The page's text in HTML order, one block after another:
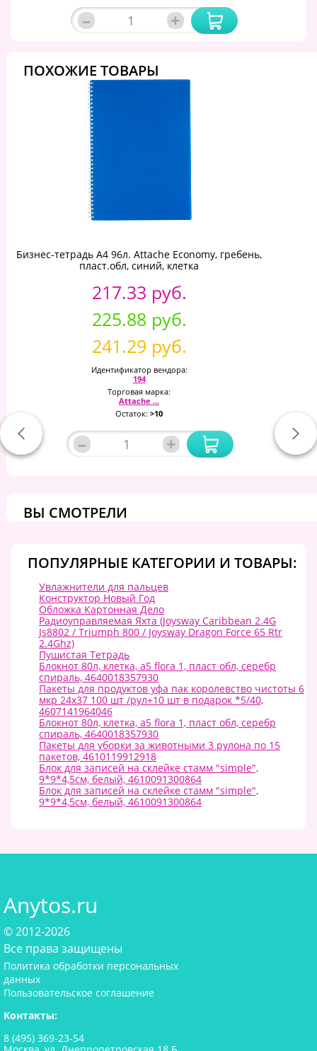
– +
ПОХОЖИЕ ТОВАРЫ
Бизнес-тетрадь А4 96л. Attache Economy, гребень,
пласт.обл, синий, клетка
217.33 руб.
225.88 руб.
241.29 руб.
Идентификатор вендора:
194
Торговая марка:
Attache ...
Остаток: >10
– +
ВЫ СМОТРЕЛИ
ПОПУЛЯРНЫЕ КАТЕГОРИИ И ТОВАРЫ:
Увлажнители для пальцев
Конструктор Новый Год
Обложка Картонная Дело
Радиоуправляемая Яхта (Joysway Caribbean 2.4G
Js8802 / Triumph 800 / Joysway Dragon Force 65 Rtr
2.4Ghz)
Пушистая Тетрадь
Блокнот 80л, клетка, а5 flora 1, пласт обл, серебр
спираль, 4640018357930
Пакеты для продуктов уфа пак королевство чистоты 6
мкр 24х37 100 шт /рул+10 шт в подарок *5/40,
4607141964046
Блокнот 80л, клетка, а5 flora 1, пласт обл, серебр
спираль, 4640018357930
Пакеты для уборки за животными 3 рулона по 15
пакетов, 4610119912918
Блок для записей на склейке стамм "simple",
9*9*4,5см, белый, 4610091300864
Блок для записей на склейке стамм "simple",
9*9*4,5см, белый, 4610091300864
Anytos.ru
© 2012-2026
Все права защищены
Политика обработки персональных
данных
Пользовательское соглашение
Контакты:
8 (495) 369-23-54